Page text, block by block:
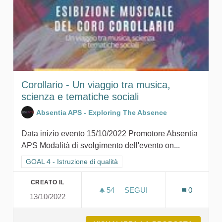
Corollario - Un viaggio tra musica,
scienza e tematiche sociali
Absentia APS - Exploring The Absence
Data inizio evento 15/10/2022 Promotore Absentia
APS Modalità di svolgimento dell'evento on...
Filtra i risultati per categoria: GOAL 4 - Istruzione di qualità
GOAL 4 - Istruzione di qualità
CREATO IL
13/10/2022
54 54 SOSTENITORI
SEGUI
0